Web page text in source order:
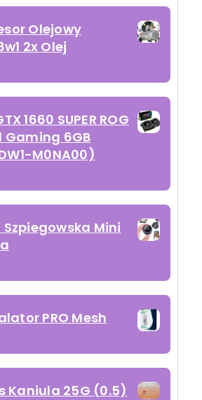
Olejowy
2x Olej
1660 SUPER ROG
Gaming 6GB
M0NA00)
Mini
PRO Mesh
Kaniula 25G (0.5)